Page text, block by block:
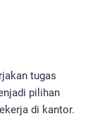
tugas
pilihan
di kantor.